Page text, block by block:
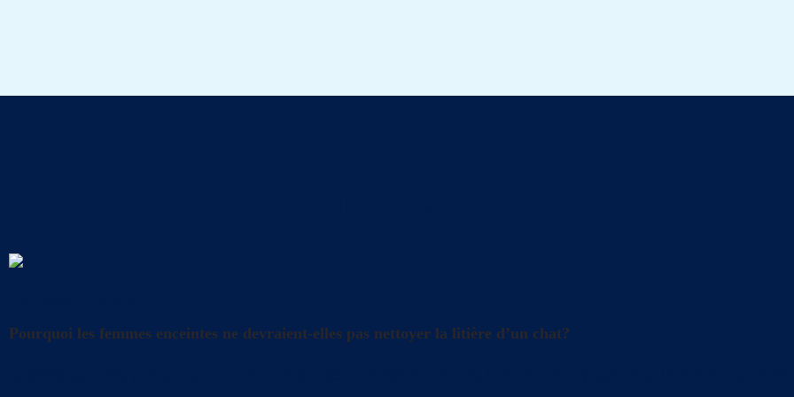
Pourquoi les femmes enceintes ne devraient-elles pas nettoyer la litière d’un chat?